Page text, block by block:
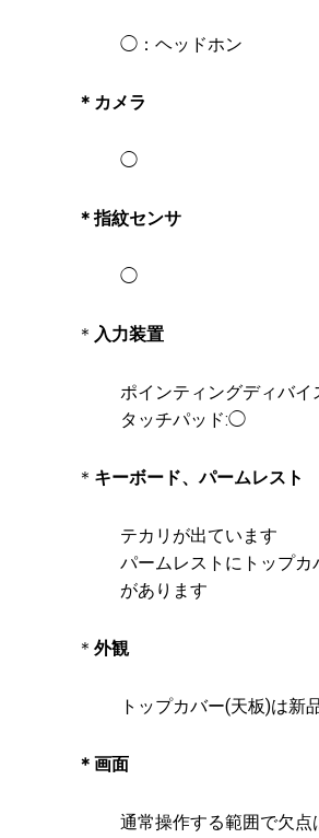
◯：ヘッドホン
＊カメラ
◯
＊指紋センサ
◯
＊ 入力装置
ポインティングディバ
タッチパッド:◯
＊ キーボード、パームレスト
テカリが出ています
パームレストにトップカ
があります
＊ 外観
トップカバー(天板)は新
＊画面
通常操作する範囲で欠点